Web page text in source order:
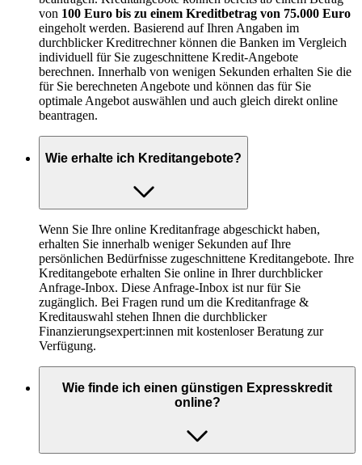
von 100 Euro bis zu einem Kreditbetrag von 75.000 Euro
eingeholt werden. Basierend auf Ihren Angaben im
durchblicker Kreditrechner können die Banken im Vergleich
individuell für Sie zugeschnittene Kredit-Angebote
berechnen. Innerhalb von wenigen Sekunden erhalten Sie die
für Sie berechneten Angebote und können das für Sie
optimale Angebot auswählen und auch gleich direkt online
beantragen.
Wie erhalte ich Kreditangebote?
Wenn Sie Ihre online Kreditanfrage abgeschickt haben,
erhalten Sie innerhalb weniger Sekunden auf Ihre
persönlichen Bedürfnisse zugeschnittene Kreditangebote. Ihre
Kreditangebote erhalten Sie online in Ihrer durchblicker
Anfrage-Inbox. Diese Anfrage-Inbox ist nur für Sie
zugänglich. Bei Fragen rund um die Kreditanfrage &
Kreditauswahl stehen Ihnen die durchblicker
Finanzierungsexpert:innen mit kostenloser Beratung zur
Verfügung.
Wie finde ich einen günstigen Expresskredit
online?